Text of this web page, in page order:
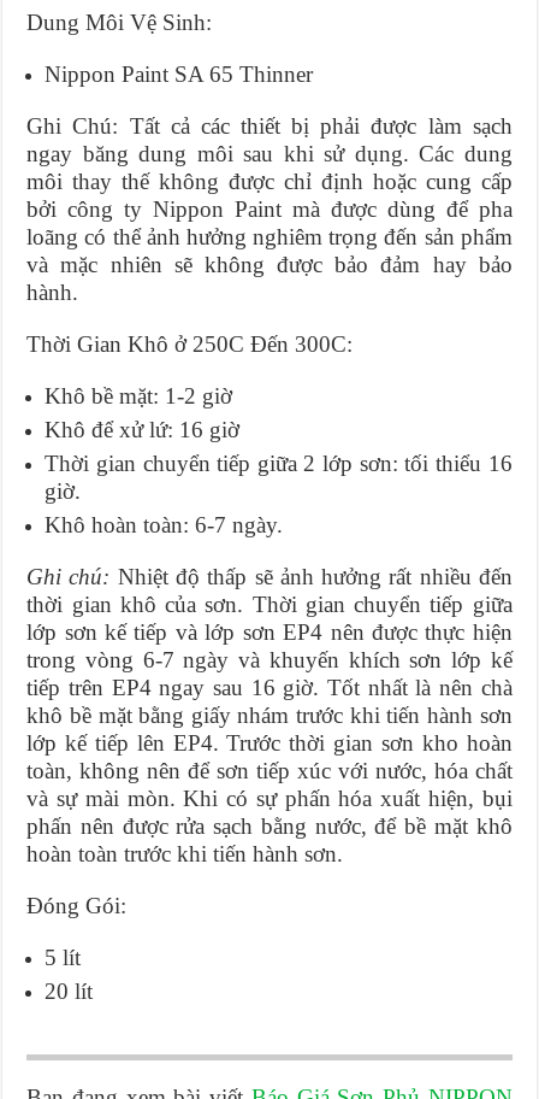
Dung Môi Vệ Sinh:
Nippon Paint SA 65 Thinner
Ghi Chú: Tất cả các thiết bị phải được làm sạch
ngay băng dung môi sau khi sử dụng. Các dung
môi thay thế không được chỉ định hoặc cung cấp
bởi công ty Nippon Paint mà được dùng để pha
loãng có thể ảnh hưởng nghiêm trọng đến sản phẩm
và mặc nhiên sẽ không được bảo đảm hay bảo
hành.
Thời Gian Khô ở 250C Đến 300C:
Khô bề mặt: 1-2 giờ
Khô để xử lứ: 16 giờ
Thời gian chuyển tiếp giữa 2 lớp sơn: tối thiểu 16
giờ.
Khô hoàn toàn: 6-7 ngày.
Ghi chú: Nhiệt độ thấp sẽ ảnh hưởng rất nhiều đến
thời gian khô của sơn. Thời gian chuyển tiếp giữa
lớp sơn kế tiếp và lớp sơn EP4 nên được thực hiện
trong vòng 6-7 ngày và khuyến khích sơn lớp kế
tiếp trên EP4 ngay sau 16 giờ. Tốt nhất là nên chà
khô bề mặt bằng giấy nhám trước khi tiến hành sơn
lớp kế tiếp lên EP4. Trước thời gian sơn kho hoàn
toàn, không nên để sơn tiếp xúc với nước, hóa chất
và sự mài mòn. Khi có sự phấn hóa xuất hiện, bụi
phấn nên được rửa sạch bằng nước, để bề mặt khô
hoàn toàn trước khi tiến hành sơn.
Đóng Gói:
5 lít
20 lít